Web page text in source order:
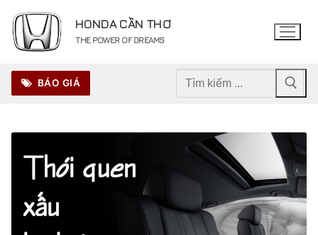
đến
nội
HONDA CẦN THƠ
THE POWER OF DREAMS
BÁO GIÁ
Tìm